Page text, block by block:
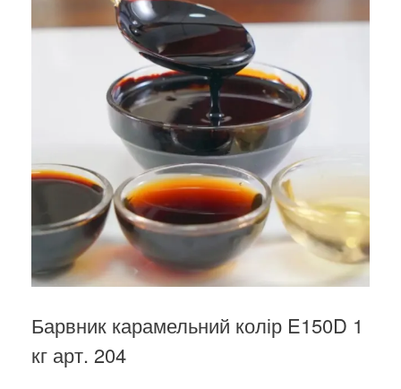
Барвник карамельний колір E150D 1
кг арт. 204